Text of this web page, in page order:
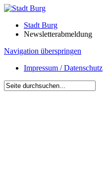
Stadt Burg
Newsletterabmeldung
Navigation überspringen
Impressum / Datenschutz